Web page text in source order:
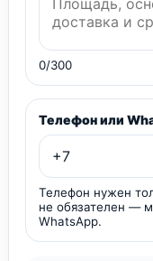
0/300
Телефон или
Телефон нужен
не обязателен —
WhatsApp.